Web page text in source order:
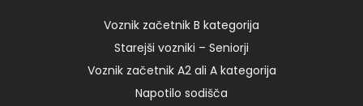
Voznik začetnik B kategorija
Starejši vozniki – Seniorji
Voznik začetnik A2 ali A kategorija
Napotilo sodišča